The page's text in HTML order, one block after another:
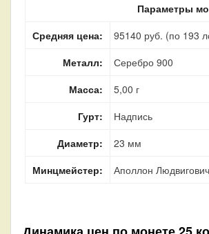
Параметры
Средняя цена:
95140 руб. (по 193
Металл:
Серебро 900
Масса:
5,00 г
Гурт:
Надпись
Диаметр:
23 мм
Минцмейстер:
Аполлон